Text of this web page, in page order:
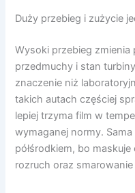
Duży przebieg i zużycie
Wysoki przebieg
przedmuchy i stan
znaczenie niż
takich autach częściej
lepiej trzyma film w
wymaganej normy.
półśrodkiem, bo
rozruch oraz